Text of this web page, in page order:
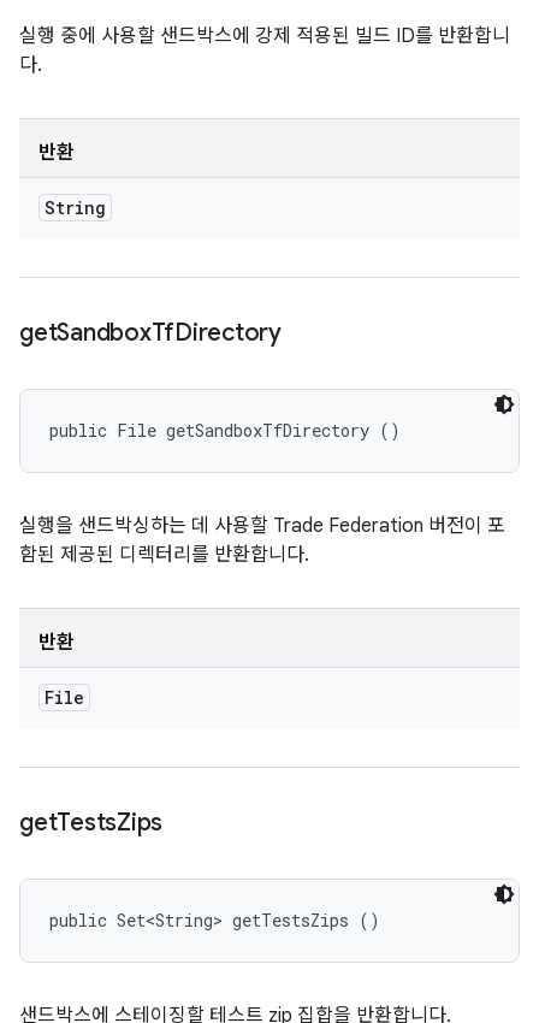
실행 중에 사용할 샌드박스에 강제 적용된 빌드 ID를 반환합니
다.
반환
String
getSandboxTfDirectory
public File getSandboxTfDirectory ()
실행을 샌드박싱하는 데 사용할 Trade Federation 버전이 포
함된 제공된 디렉터리를 반환합니다.
반환
File
getTestsZips
public Set<String> getTestsZips ()
샌드박스에 스테이징할 테스트 zip 집합을 반환합니다.